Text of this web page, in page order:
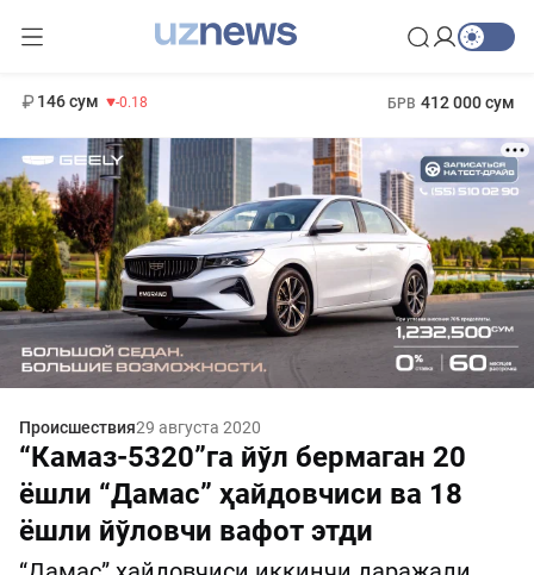
146 сум -0.18 БРВ 412 000 сум
Происшествия29 августа 2020
“Камаз-5320”га йўл бермаган 20
ёшли “Дамас” ҳайдовчиси ва 18
ёшли йўловчи вафот этди